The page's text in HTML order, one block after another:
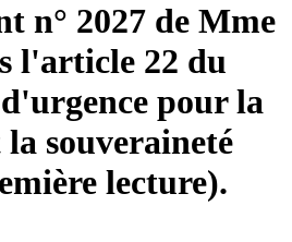
n° 2027 de Mme
l'article 22 du
pour la
souveraineté
lecture).